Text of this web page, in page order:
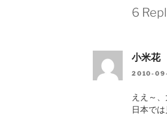
6
小米花
2010-
ええ～
日本で